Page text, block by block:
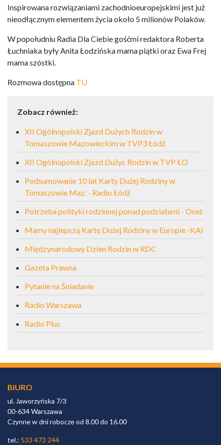
Inspirowana rozwiązaniami zachodnioeuropejskimi jest już
nieodłącznym elementem życia około 5 milionów Polaków.
W popołudniu Radia Dla Ciebie gośćmi redaktora Roberta
Łuchniaka były Anita Łodzińska mama piątki oraz Ewa Frej
mama szóstki.
Rozmowa dostępna TU
Zobacz również:
XII Ogólnopolski Zjazd Dużych Rodzin w
Tomaszowie Mazowieckim w TVP3 Łódź
XII Ogólnopolski Zjazd Dużyc Rodzin w TVP ŁO
Podsumowanie 10 lat Karty Dużej Rodziny w
Tomaszowie Maz. - Radio Łódź
Potrzeba polityki rodzinnej ponad podziałami - Onet
Mamy najlepszą Kartę Dużej Rodziny w Europie -KAI
Międzynarodowy Dzien Rodzin w RDC
Gazeta Prawna
Pytanie na Śniadanie
Radio Warszawa
Radio Plus
BIURO
ul. Jaworzyńska 7/3
00-634 Warszawa
Czynne w dni robocze od 8.00 do 16.00
tel.: 533 473 244